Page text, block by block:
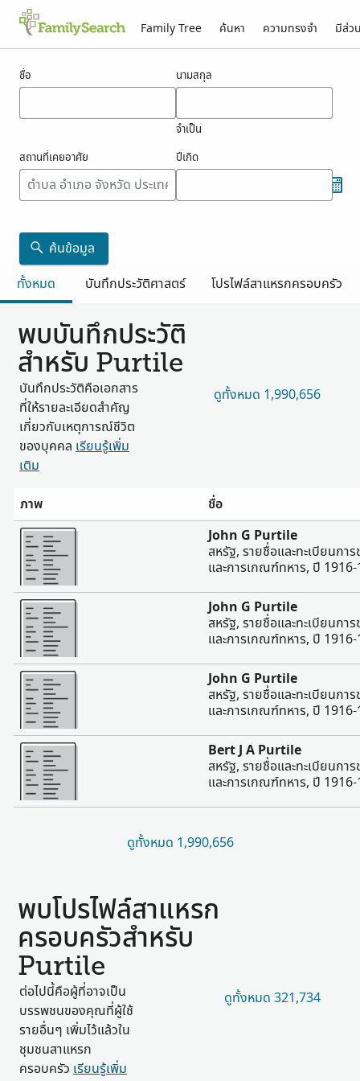
Family Tree ค้นหา ความทรงจำ มีส่ว
ชื่อ นามสกุล
จำเป็น
สถานที่เคยอาศัย
ปีเกิด
ค้นข้อมูล
ทั้งหมด
บันทึกประวัติศาสตร์ โปรไฟล์สาแหรกครอบครัว
พบบันทึกประวัติ
สำหรับ Purtile
บันทึกประวัติคือเอกสาร
ที่ให้รายละเอียดสำคัญ
เกี่ยวกับเหตุการณ์ชีวิต
ของบุคคล เรียนรู้เพิ่ม
เติม
ดูทั้งหมด 1,990,656
ภาพ
ชื่อ
มากขึ้น
John G Purtile
สหรัฐ, รายชื่อและทะเบียนกา
และการเกณฑ์ทหาร, ปี
มากขึ้น
John G Purtile
สหรัฐ, รายชื่อและทะเบียนกา
และการเกณฑ์ทหาร, ปี
มากขึ้น
John G Purtile
สหรัฐ, รายชื่อและทะเบียนกา
และการเกณฑ์ทหาร, ปี
มากขึ้น
Bert J A Purtile
สหรัฐ, รายชื่อและทะเบียนกา
และการเกณฑ์ทหาร, ปี
ดูทั้งหมด 1,990,656
พบโปรไฟล์สาแหรก
ครอบครัวสำหรับ
Purtile
ต่อไปนี้คือผู้ที่อาจเป็น
บรรพชนของคุณที่ผู้ใช้
รายอื่นๆ เพิ่มไว้แล้วใน
ชุมชนสาแหรก
ครอบครัว เรียนรู้เพิ่ม
ดูทั้งหมด 321,734